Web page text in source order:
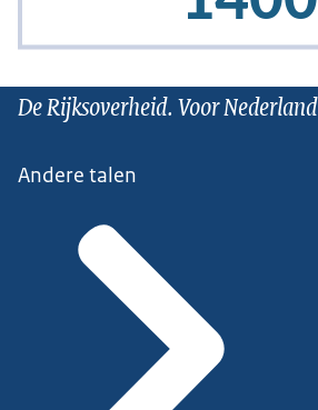
De Rijksoverheid. Voor Nederland
Andere talen